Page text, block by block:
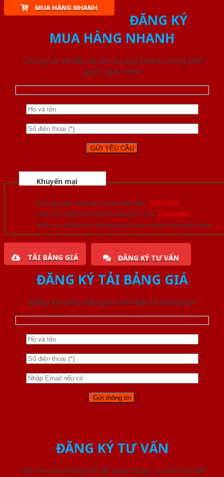
MUA HÀNG NHANH
ĐĂNG KÝ
MUA HÀNG NHANH
Chúng tôi sẽ liên lạc lại với quý khách trong thời
gian ngắn nhất
Khuyến mại
Quà tặng đồ nội thất trang trí lên đến 1.000.000đ
Giảm trực tiếp khi mua đơn hàng lớn hơn 3.000.000đ
Nhiều ưu đãi lớn khi đăng ký tài khoản thành viên thân thiết
TẢI BẢNG GIÁ ĐĂNG KÝ TƯ VẤN
ĐĂNG KÝ TẢI BẢNG GIÁ
Đăng ký nhận báo giá mới nhất từ chúng tôi
ĐĂNG KÝ TƯ VẤN
Liên hệ với chúng tôi để nhận được tư vấn chi tiết